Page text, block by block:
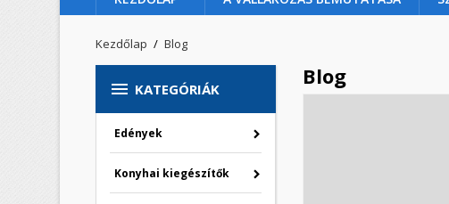
Kezdőlap Blog
 KATEGÓRIÁK
Edények
Konyhai kiegészítők
Blog